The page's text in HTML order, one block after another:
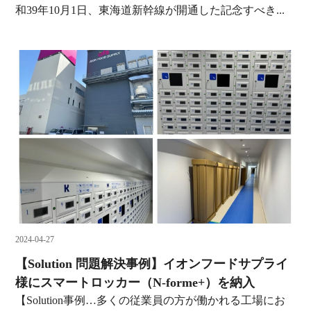
和39年10月1日、東海道新幹線が開通した記念すべき...
2024-04-27
【Solution 問題解決事例】イオンフードサプライ
様にスマートロッカー（N-forme+）を納入
【Solution事例…多くの従業員の方が働かれる工場にお